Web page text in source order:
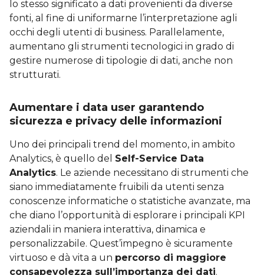
lo stesso significato a dati provenienti da diverse
fonti, al fine di uniformarne l’interpretazione agli
occhi degli utenti di business. Parallelamente,
aumentano gli strumenti tecnologici in grado di
gestire numerose di tipologie di dati, anche non
strutturati.
Aumentare i data user garantendo
sicurezza e privacy delle informazioni
Uno dei principali trend del momento, in ambito
Analytics, è quello del Self-Service Data
Analytics. Le aziende necessitano di strumenti che
siano immediatamente fruibili da utenti senza
conoscenze informatiche o statistiche avanzate, ma
che diano l’opportunità di esplorare i principali KPI
aziendali in maniera interattiva, dinamica e
personalizzabile. Quest’impegno è sicuramente
virtuoso e dà vita a un percorso di maggiore
consapevolezza sull’importanza dei dati.